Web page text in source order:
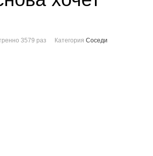
3579 раз Категория Соседи